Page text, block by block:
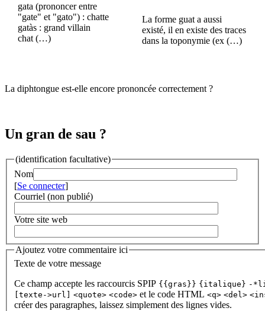
gata (prononcer entre
"gate" et "gato") : chatte
gatàs : grand villain
chat (…)
La forme guat a aussi
existé, il en existe des traces
dans la toponymie (ex (…)
La diphtongue est-elle encore prononcée correctement ?
Un gran de sau ?
(identification facultative)
Nom
[Se connecter]
Courriel (non publié)
Votre site web
Ajoutez votre commentaire ici
Texte de votre message
Ce champ accepte les raccourcis SPIP {{gras}} {italique} -
[texte->url]
<quote> <code> et le code HTML <q> <del>
créer des paragraphes, laissez simplement des lignes vides.